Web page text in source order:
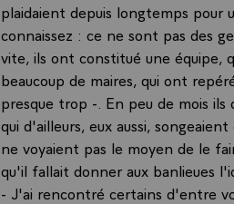
plaidaient depuis longtemps pour
connaissez : ce ne sont pas des
vite, ils ont constitué une équipe,
beaucoup de maires, qui ont
presque trop -. En peu de mois
qui d'ailleurs, eux aussi,
ne voyaient pas le moyen de le
qu'il fallait donner aux banlieues
- J'ai rencontré certains d'entre